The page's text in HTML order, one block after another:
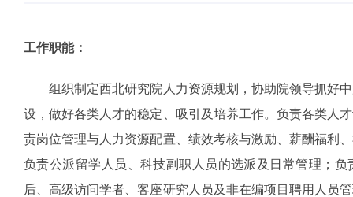
工作职能：
组织制定西北研究院人力资源规划，协助院领导抓好中
设，做好各类人才的稳定、吸引及培养工作。负责各类人
责岗位管理与人力资源配置、绩效考核与激励、薪酬福利
负责公派留学人员、科技副职人员的选派及日常管理；
后、高级访问学者、客座研究人员及非在编项目聘用人员